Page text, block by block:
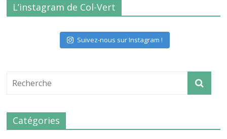
L’instagram de Col-Vert
Suivez-nous sur Instagram !
Catégories